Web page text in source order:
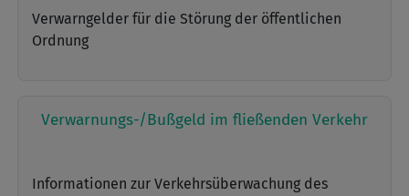
Verwarngelder für die Störung der öffentlichen
Ordnung
Verwarnungs-/Bußgeld im fließenden Verkehr
Informationen zur Verkehrsüberwachung des